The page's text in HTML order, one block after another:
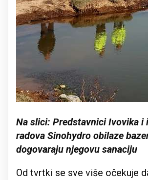
Na slici: Predstavnici Ivovika i
radova Sinohydro obilaze
dogovaraju njegovu sanaciju
Od tvrtki se sve više očekuje